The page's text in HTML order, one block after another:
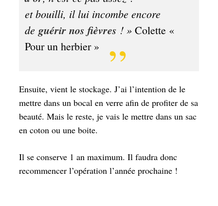
et bouilli, il lui incombe encore
de guérir nos fièvres ! » Colette «
Pour un herbier »
Ensuite, vient le stockage. J’ai l’intention de le
mettre dans un bocal en verre afin de profiter de sa
beauté. Mais le reste, je vais le mettre dans un sac
en coton ou une boite.
Il se conserve 1 an maximum. Il faudra donc
recommencer l’opération l’année prochaine !